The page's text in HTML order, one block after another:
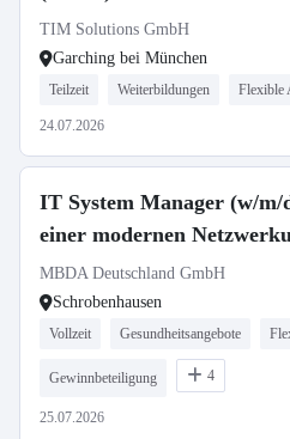
TIM Solutions GmbH
Garching bei München
Teilzeit Weiterbildungen Flexible
24.07.2026
IT System Manager (w/m/
einer modernen
MBDA Deutschland GmbH
Schrobenhausen
Vollzeit Gesundheitsangebote
Gewinnbeteiligung 4
25.07.2026